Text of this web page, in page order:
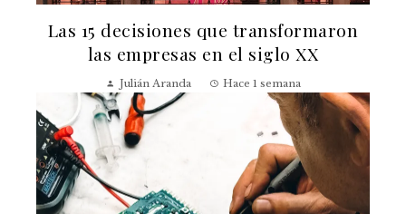
Las 15 decisiones que transformaron
las empresas en el siglo XX
Julián Aranda Hace 1 semana